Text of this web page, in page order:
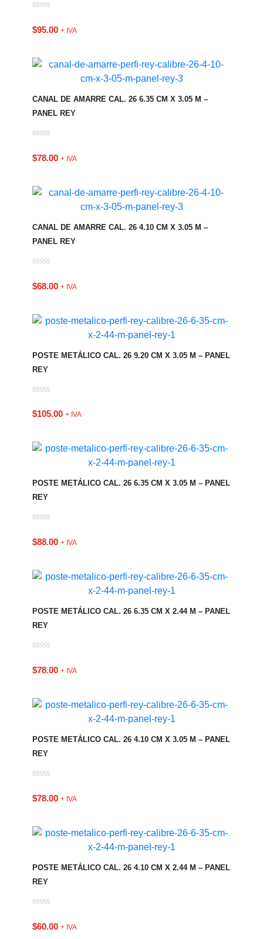
$95.00 + IVA
CANAL DE AMARRE CAL. 26 6.35 CM X 3.05 M –
PANEL REY
$78.00 + IVA
CANAL DE AMARRE CAL. 26 4.10 CM X 3.05 M –
PANEL REY
$68.00 + IVA
POSTE METÁLICO CAL. 26 9.20 CM X 3.05 M – PANEL
REY
$105.00 + IVA
POSTE METÁLICO CAL. 26 6.35 CM X 3.05 M – PANEL
REY
$88.00 + IVA
POSTE METÁLICO CAL. 26 6.35 CM X 2.44 M – PANEL
REY
$78.00 + IVA
POSTE METÁLICO CAL. 26 4.10 CM X 3.05 M – PANEL
REY
$78.00 + IVA
POSTE METÁLICO CAL. 26 4.10 CM X 2.44 M – PANEL
REY
$60.00 + IVA